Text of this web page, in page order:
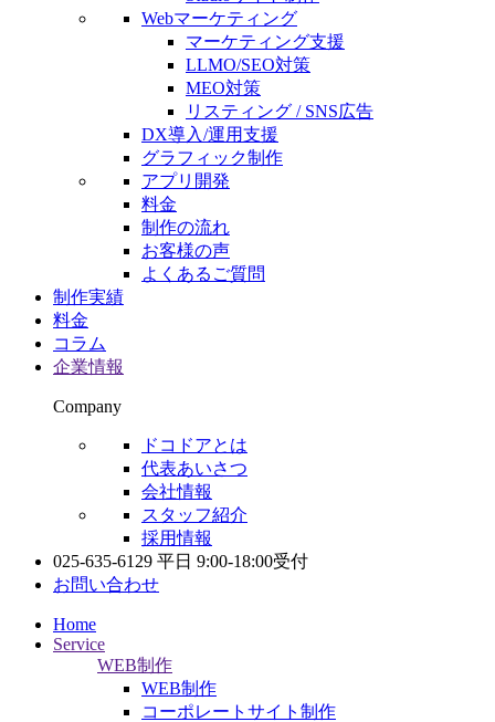
Webマーケティング
マーケティング支援
LLMO/SEO対策
MEO対策
リスティング / SNS広告
DX導入/運用支援
グラフィック制作
アプリ開発
料金
制作の流れ
お客様の声
よくあるご質問
制作実績
料金
コラム
企業情報
Company
ドコドアとは
代表あいさつ
会社情報
スタッフ紹介
採用情報
025-635-6129 平日 9:00-18:00受付
お問い合わせ
Home
Service
WEB制作
WEB制作
コーポレートサイト制作